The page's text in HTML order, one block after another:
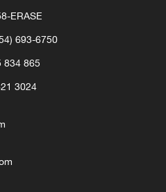
ERASE
693-6750
834 865⁩⁩
3024